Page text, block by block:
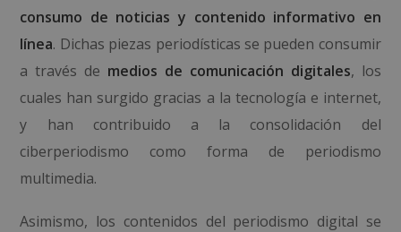
consumo de noticias y contenido informativo en
línea. Dichas piezas periodísticas se pueden consumir
a través de medios de comunicación digitales, los
cuales han surgido gracias a la tecnología e internet,
y han contribuido a la consolidación del
ciberperiodismo como forma de periodismo
multimedia.
Asimismo, los contenidos del periodismo digital se